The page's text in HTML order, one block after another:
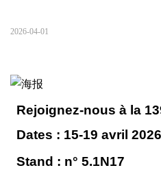
2026-04-01
Rejoignez-nous à la
Dates : 15-19 avril 2026
Stand : n° 5.1N17